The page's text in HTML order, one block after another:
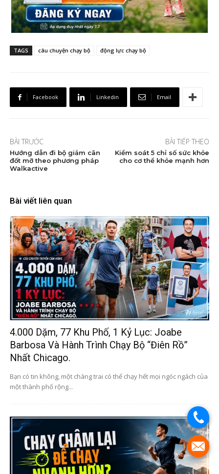
TAGS câu chuyện chạy bộ động lực chạy bộ
Facebook Linkedin Email
BÀI TRƯỚC
Hướng dẫn đi bộ giảm cân
đốt mỡ theo phương pháp
Walkactive
BÀI TIẾP THEO
Kiểm soát 5 chỉ số sức khỏe
cho cơ thể khỏe mạnh hơn
Bài viết liên quan
4.000 Dặm, 77 Khu Phố, 1 Kỷ Lục: Joabe
Barbosa Và Hành Trình Chạy Bộ “điên Rồ”
Nhất Chicago.
Bạn có tin không, một chàng trai có thể chạy hết mọi ngóc ngách của
một thành phố rộng...
.
.